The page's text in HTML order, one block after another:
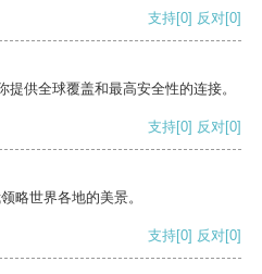
支持[0] 反对[0]
供全球覆盖和最高安全性的连接。
支持[0] 反对[0]
略世界各地的美景。
支持[0] 反对[0]